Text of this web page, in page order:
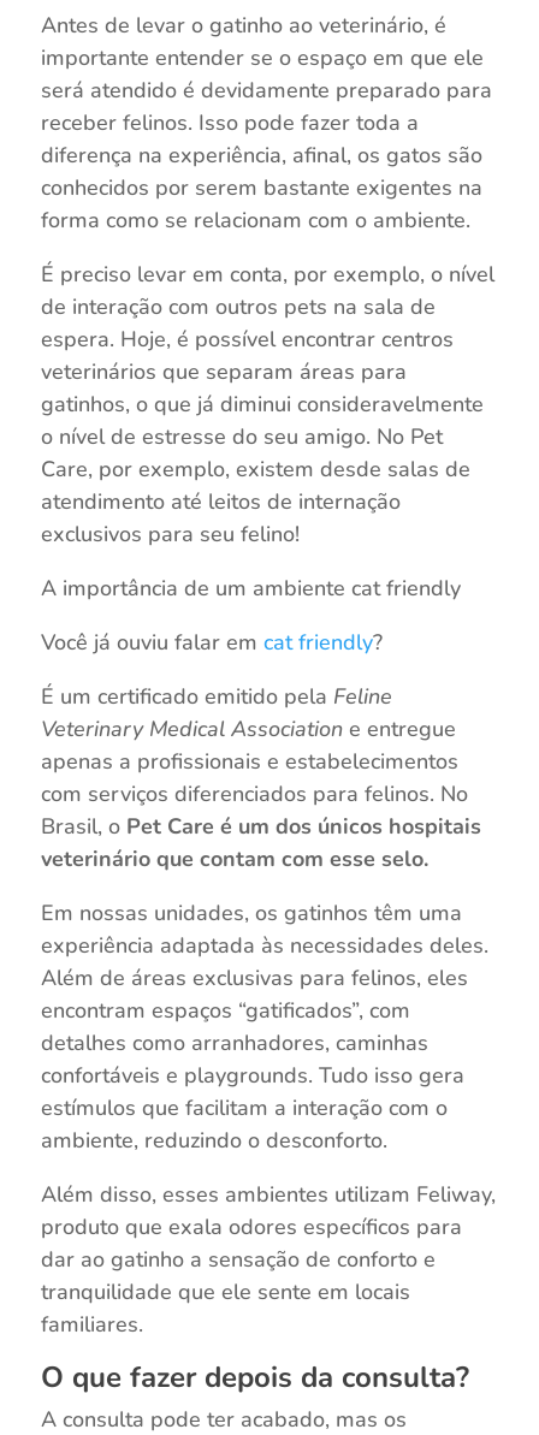
Antes de levar o gatinho ao veterinário, é
importante entender se o espaço em que ele
será atendido é devidamente preparado para
receber felinos. Isso pode fazer toda a
diferença na experiência, afinal, os gatos são
conhecidos por serem bastante exigentes na
forma como se relacionam com o ambiente.
É preciso levar em conta, por exemplo, o nível
de interação com outros pets na sala de
espera. Hoje, é possível encontrar centros
veterinários que separam áreas para
gatinhos, o que já diminui consideravelmente
o nível de estresse do seu amigo. No Pet
Care, por exemplo, existem desde salas de
atendimento até leitos de internação
exclusivos para seu felino!
A importância de um ambiente cat friendly
Você já ouviu falar em cat friendly?
É um certificado emitido pela Feline
Veterinary Medical Association e entregue
apenas a profissionais e estabelecimentos
com serviços diferenciados para felinos. No
Brasil, o Pet Care é um dos únicos hospitais
veterinário que contam com esse selo.
Em nossas unidades, os gatinhos têm uma
experiência adaptada às necessidades deles.
Além de áreas exclusivas para felinos, eles
encontram espaços “gatificados”, com
detalhes como arranhadores, caminhas
confortáveis e playgrounds. Tudo isso gera
estímulos que facilitam a interação com o
ambiente, reduzindo o desconforto.
Além disso, esses ambientes utilizam Feliway,
produto que exala odores específicos para
dar ao gatinho a sensação de conforto e
tranquilidade que ele sente em locais
familiares.
O que fazer depois da consulta?
A consulta pode ter acabado, mas os